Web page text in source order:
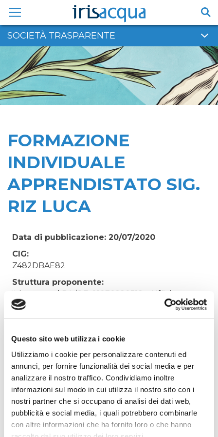
Questo sito web utilizza i cookie
Utilizziamo i cookie per personalizzare contenuti ed
annunci, per fornire funzionalità dei social media e per
analizzare il nostro traffico. Condividiamo inoltre
informazioni sul modo in cui utilizza il nostro sito con i
nostri partner che si occupano di analisi dei dati web,
pubblicità e social media, i quali potrebbero combinarle
con altre informazioni che ha fornito loro o che hanno
contenuto
SOCIETÀ TRASPARENTE
FORMAZIONE
INDIVIDUALE
APPRENDISTATO SIG.
RIZ LUCA
Data di pubblicazione: 20/07/2020
CIG:
Z482DBAE82
Struttura proponente:
'Irisacqua srl P.I./C.F. 01070220312. - Ufficio
Tecnico
Oggetto:
FORMAZIONE INDIVIDUALE APPRENDISTATO
SIG. RIZ LUCA
Elenco operatori invitati:
Codice Fiscale:
Procedura di scelta:
Affidamento ai sensi del Regolamento Generale
Aziendale per Lavori Servizi e Forniture